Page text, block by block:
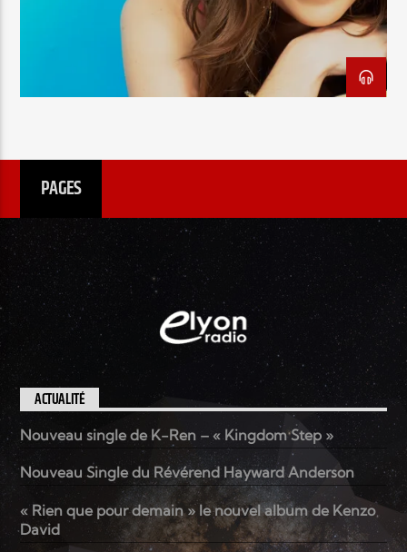
Radio Elyon
Elyon Rhema
Elyon Hits
Elyon Live
Elyon Kids
PAGES
ACTUALITÉ
Nouveau single de K-Ren – « Kingdom Step »
Nouveau Single du Révérend Hayward Anderson
« Rien que pour demain » le nouvel album de Kenzo
David